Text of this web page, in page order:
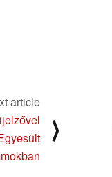
article
⟩